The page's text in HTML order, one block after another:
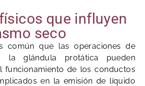
que influyen
seco
común que las operaciones de
la glándula protática pueden
funcionamiento de los conductos
en la emisión de líquido